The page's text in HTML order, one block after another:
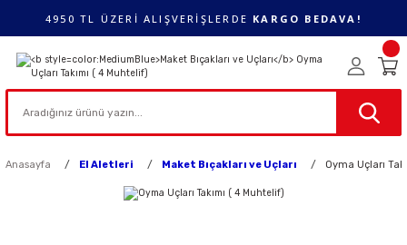
4950 TL ÜZERİ ALIŞVERİŞLERDE KARGO BEDAVA!
Anasayfa El Aletleri Maket Bıçakları ve Uçları Oyma Uçları